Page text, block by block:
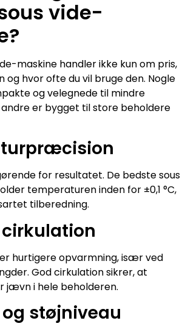
vide-
maskine handler ikke kun om pris,
og hvor ofte du vil bruge den. Nogle
og velegnede til mindre
er bygget til store beholdere
for resultatet. De bedste sous
temperaturen inden for ±0,1 °C,
tilberedning.
cirkulation
hurtigere opvarmning, især ved
God cirkulation sikrer, at
jævn i hele beholderen.
støjniveau